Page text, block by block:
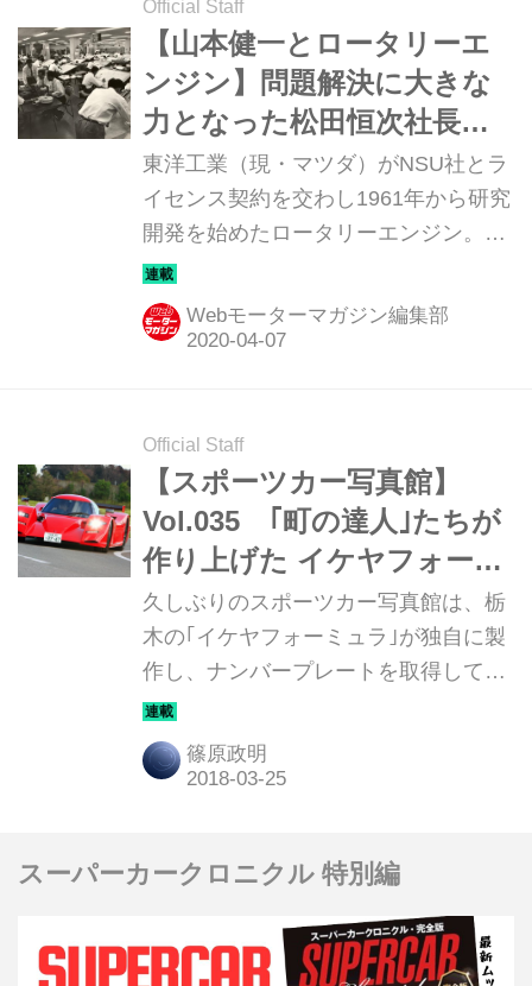
ア山本健一氏だった。この連載ではそ
の開発過程から1991年のマツダ787B
によるル・マン24時間制覇までを、マ
ツダOBの小早川隆治さんの話に基づ
いて辿ってみる。
Official Staff
【山本健一とロータリーエ
ンジン】問題解決に大きな
力となった松田恒次社長の
ネットワーク［第3回］
東洋工業（現・マツダ）がNSU社とラ
イセンス契約を交わし1961年から研究
開発を始めたロータリーエンジン。
1951年にフェリックス・ヴァンケル博
士が発明したもので、「夢のエンジ
ン」とまで言われたが、実際には未完
開発を託されたのが、気鋭のエンジニ
ア山本健一氏だった。この連載ではそ
の開発過程から1991年のマツダ787B
によるル・マン24時間制覇までを、マ
ツダOBの小早川隆治さんの話に基づ
いて辿ってみる。
Webモーターマガジン編集部
Official Staff
【スポーツカー写真館】
Vol.035 ｢町の達人｣たちが
作り上げた イケヤフォーミ
ュラ IF-02RDS
久しぶりのスポーツカー写真館は、栃
木の｢イケヤフォーミュラ｣が独自に製
作し、ナンバープレートを取得して公
道走行を可能にしたIF-02RDSだ。で
は、そのプロフィールを見ていこう。
（写真：MazKen）
篠原政明
スーパーカークロニクル 特別編